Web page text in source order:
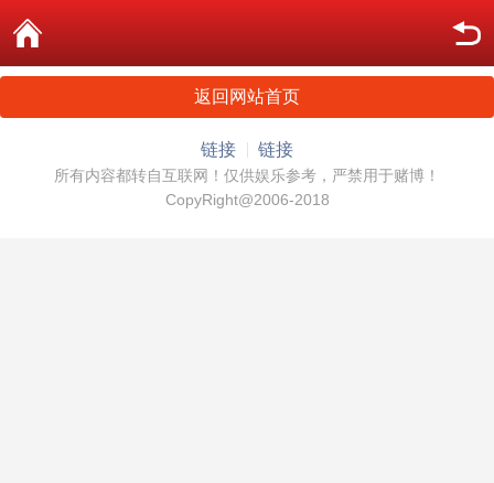
返回网站首页
链接 链接
所有内容都转自互联网！仅供娱乐参考，严禁用于赌博！
CopyRight@2006-2018